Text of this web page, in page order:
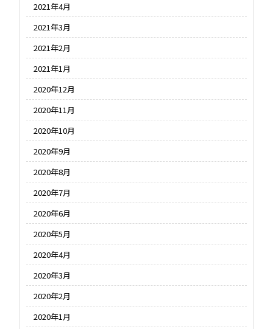
2021年4月
2021年3月
2021年2月
2021年1月
2020年12月
2020年11月
2020年10月
2020年9月
2020年8月
2020年7月
2020年6月
2020年5月
2020年4月
2020年3月
2020年2月
2020年1月